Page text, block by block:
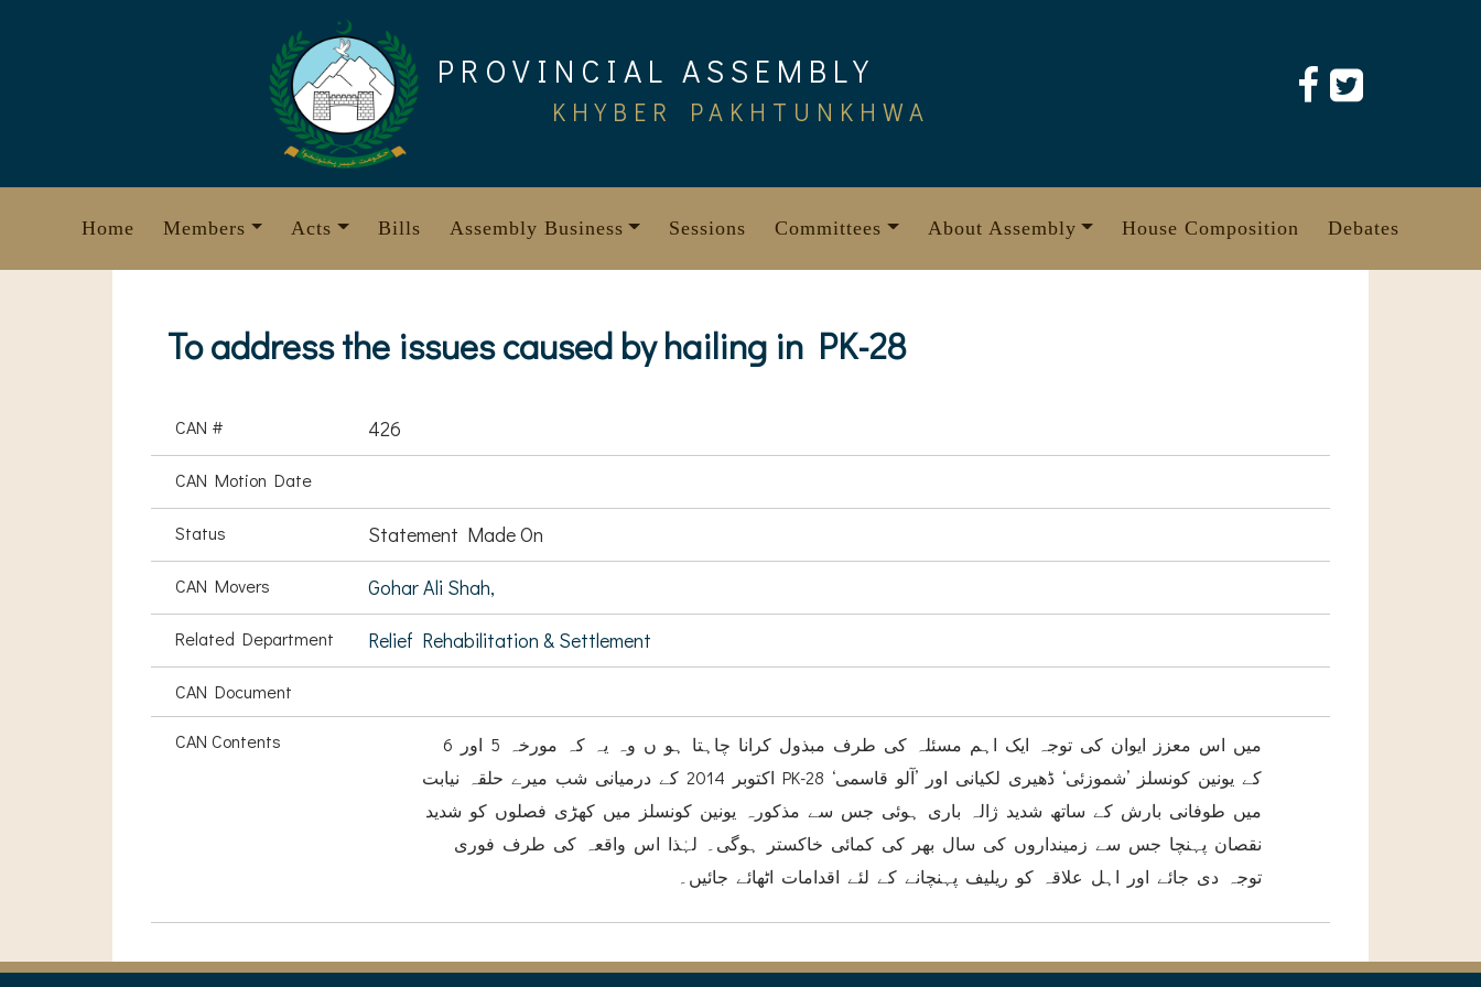
PROVINCIAL ASSEMBLY
KHYBER PAKHTUNKHWA
Home Members Acts Bills Assembly Business Sessions Committees About Assembly House Composition Debates
To address the issues caused by hailing in PK-28
CAN # 426
CAN Motion Date
Status Statement Made On
CAN Movers Gohar Ali Shah,
Related Department Relief Rehabilitation & Settlement
CAN Document
CAN Contents
میں اس معزز ایوان کی توجہ ایک اہم مسئلہ کی طرف مبذول کرانا چاہتا ہو ں وہ یہ کہ مورخہ 5 اور 6
اکتوبر 2014 کے درمیانی شب میرے حلقہ نیابت PK-28 کے یونین کونسلز ’شموزئی‘ ڈھیری لکیانی اور ’آلو قاسمی‘
میں طوفانی بارش کے ساتھ شدید ژالہ باری ہوئی جس سے مذکورہ یونین کونسلز میں کھڑی فصلوں کو شدید
نقصان پہنچا جس سے زمینداروں کی سال بھر کی کمائی خاکستر ہوگی۔ لہٰذا اس واقعہ کی طرف فوری
توجہ دی جائے اور اہل علاقہ کو ریلیف پہنچانے کے لئے اقدامات اٹھائے جائیں۔